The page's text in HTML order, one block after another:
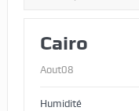
Cairo
Aout08
Humidité